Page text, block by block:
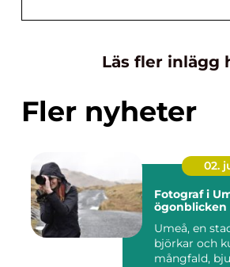
Läs fler inlägg
Fler nyheter
02.
Fotograf i
ögonblicken
Umeå, en
björkar och
mångfald,